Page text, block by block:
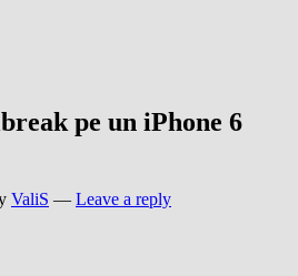
pe un iPhone 6
ValiS — Leave a reply